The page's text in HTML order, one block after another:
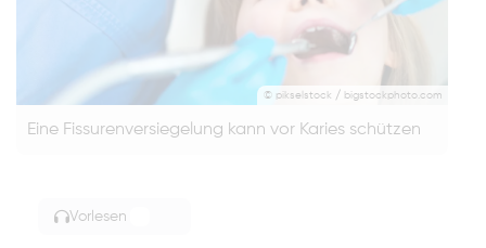
© pikselstock / bigstockphoto.com
Eine Fissurenversiegelung kann vor Karies schützen
Vorlesen